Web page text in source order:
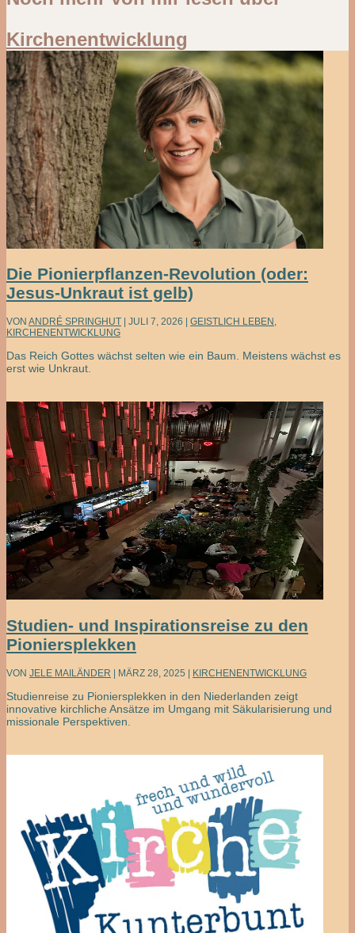
Kirchenentwicklung
Die Pionierpflanzen-Revolution (oder:
Jesus-Unkraut ist gelb)
VON ANDRÉ SPRINGHUT JULI 7, 2026 GEISTLICH LEBEN ,
KIRCHENENTWICKLUNG
Das Reich Gottes wächst selten wie ein Baum. Meistens wächst es
erst wie Unkraut.
Studien- und Inspirationsreise zu den
Pioniersplekken
VON JELE MAILÄNDER MÄRZ 28, 2025 KIRCHENENTWICKLUNG
Studienreise zu Pioniersplekken in den Niederlanden zeigt
innovative kirchliche Ansätze im Umgang mit Säkularisierung und
missionale Perspektiven.